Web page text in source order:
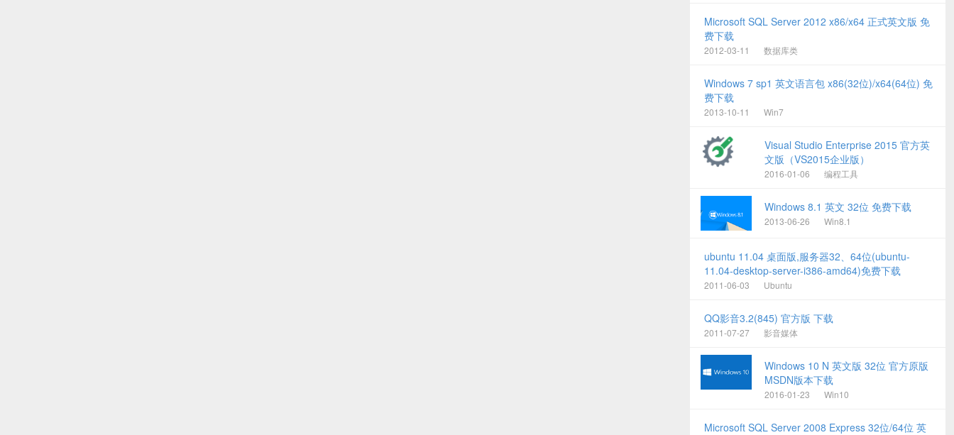
Microsoft SQL Server 2012 x86/x64 正式英文版 免
费下载
2012-03-11 数据库类
Windows 7 sp1 英文语言包 x86(32位)/x64(64位) 免
费下载
2013-10-11 Win7
Visual Studio Enterprise 2015 官方英
文版（VS2015企业版）
2016-01-06 编程工具
Windows 8.1 英文 32位 免费下载
2013-06-26 Win8.1
ubuntu 11.04 桌面版,服务器32、64位(ubuntu-
11.04-desktop-server-i386-amd64)免费下载
2011-06-03 Ubuntu
QQ影音3.2(845) 官方版 下载
2011-07-27 影音媒体
Windows 10 N 英文版 32位 官方原版
MSDN版本下载
2016-01-23 Win10
Microsoft SQL Server 2008 Express 32位/64位 英